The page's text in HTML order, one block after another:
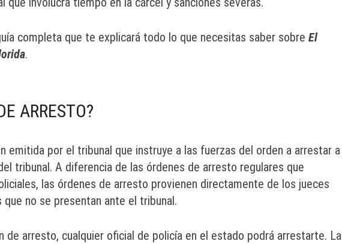
completa que te explicará todo lo que necesitas saber sobre El
.
ARRESTO?
emitida por el tribunal que instruye a las fuerzas del orden a arrestar a
tribunal. A diferencia de las órdenes de arresto regulares que
las órdenes de arresto provienen directamente de los jueces
no se presentan ante el tribunal.
de arresto, cualquier oficial de policía en el estado podrá arrestarte. La